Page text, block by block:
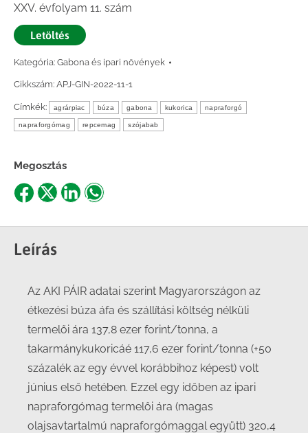
XXV. évfolyam 11. szám
Letöltés
Kategória: Gabona és ipari növények
Cikkszám: APJ-GIN-2022-11-1
Címkék: agrárpiac búza gabona kukorica napraforgó
napraforgómag repcemag szójabab
Megosztás
Share
Facebook
Share
X
ShareShare
Leírás
Az AKI PÁIR adatai szerint Magyarországon az
étkezési búza áfa és szállítási költség nélküli
termelői ára 137,8 ezer forint/tonna, a
takarmánykukoricáé 117,6 ezer forint/tonna (+50
százalék az egy évvel korábbihoz képest) volt
június első hetében. Ezzel egy időben az ipari
napraforgómag termelői ára (magas
olajsavtartalmú napraforgómaggal együtt) 320,4